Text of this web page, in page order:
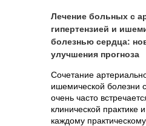
Лечение больных с
гипертензией и
болезнью сердца:
улучшения прогноза
Сочетание
ишемической болезни
очень часто
клинической практике
каждому